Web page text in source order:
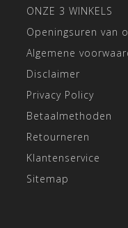
ONZE 3 WINKELS
Openingsuren van
Algemene
Disclaimer
Privacy Policy
Betaalmethoden
Retourneren
Klantenservice
Sitemap